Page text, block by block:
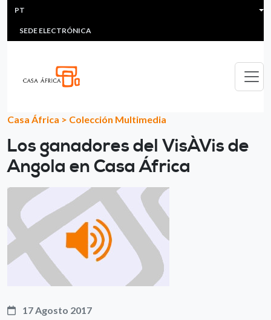
Passar para o conteúdo principal
HEADER MENU
MULTIMEDIA
SEDE ELECTRÓNICA
PT
Casa África > Colección Multimedia
Los ganadores del VisÀVis de
Angola en Casa África
17 Agosto 2017